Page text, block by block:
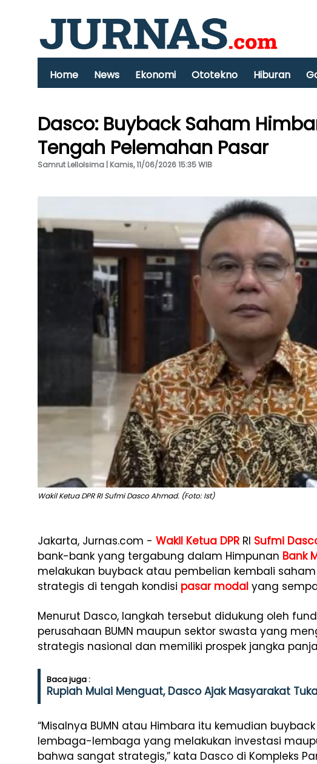
Home News Ekonomi Ototekno Hiburan
Dasco: Buyback Saham
Tengah Pelemahan Pasar
Samrut Lellolsima | Kamis, 11/06/2026 15:35 WIB
Wakil Ketua DPR RI Sufmi Dasco Ahmad. (Foto: Ist)
Jakarta, Jurnas.com - Wakil Ketua DPR RI Sufmi
bank-bank yang tergabung dalam Himpunan Bank
melakukan buyback atau pembelian kembali
strategis di tengah kondisi pasar modal yang
Menurut Dasco, langkah tersebut didukung oleh
perusahaan BUMN maupun sektor swasta yang
strategis nasional dan memiliki prospek jangka
Baca juga :
Rupiah Mulai Menguat, Dasco Ajak Masyarakat
“Misalnya BUMN atau Himbara itu kemudian
lembaga-lembaga yang melakukan investasi
bahwa sangat strategis,” kata Dasco di Kompleks